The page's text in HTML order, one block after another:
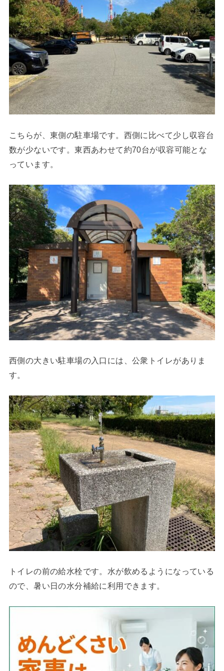
こちらが、東側の駐車場です。西側に比べて少し収容台
数が少ないです。東西あわせて約70台が収容可能とな
っています。
西側の大きい駐車場の入口には、公衆トイレがありま
す。
トイレの前の給水栓です。水が飲めるようになっている
ので、暑い日の水分補給に利用できます。